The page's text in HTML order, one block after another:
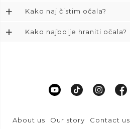
+ Kako naj čistim očala?
+ Kako najbolje hraniti očala?
About us Our story Contact us